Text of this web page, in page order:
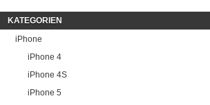
KATEGORIEN
iPhone
iPhone 4
iPhone 4S
iPhone 5